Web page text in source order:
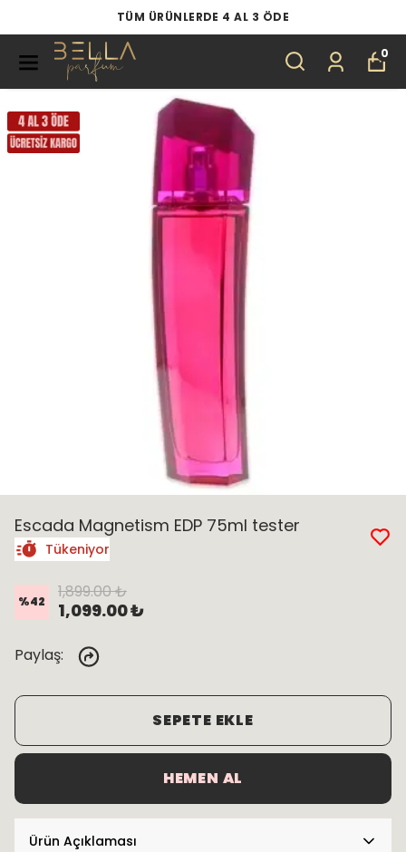
TÜM ÜRÜNLERDE 4 AL 3 ÖDE
0
Escada Magnetism EDP 75ml tester
Tükeniyor
%42 1,899.00 ₺
1,099.00 ₺
Paylaş:
SEPETE EKLE
HEMEN AL
Ürün Açıklaması